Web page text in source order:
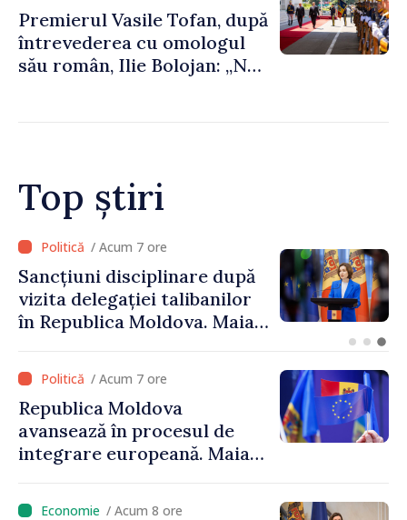
Premierul Vasile Tofan, după
întrevederea cu omologul
său român, Ilie Bolojan: „Ne
pentru oameni”
Top știri
/ Acum 7 ore
Sancțiuni disciplinare după
vizita delegației talibanilor
în Republica Moldova. Maia
oameni cu funcții înalte nu
cunosc politica statului”
/ Acum 7 ore
Republica Moldova
avansează în procesul de
integrare europeană. Maia
niciun stat”
/ Acum 8 ore